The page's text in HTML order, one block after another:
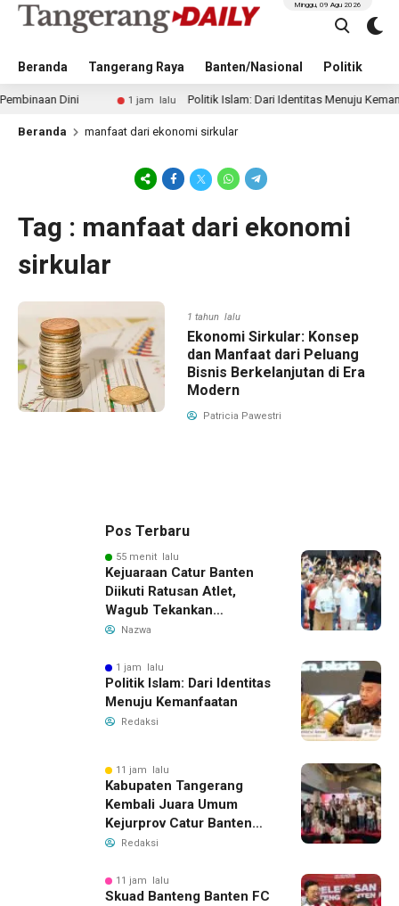
Beranda Tangerang Raya Banten/Nasional Politik
Minggu, 09 Agu 2026
Dini 1 jam lalu Politik Islam: Dari Identitas Menuju
Beranda manfaat dari ekonomi sirkular
Tag : manfaat dari ekonomi
sirkular
1 tahun lalu
Ekonomi Sirkular: Konsep
dan Manfaat dari Peluang
Bisnis Berkelanjutan di Era
Modern
Patricia Pawestri
Pos Terbaru
55 menit lalu
Kejuaraan Catur Banten
Diikuti Ratusan Atlet,
Wagub Tekankan
Pembinaan Dini
Nazwa
1 jam lalu
Politik Islam: Dari Identitas
Menuju Kemanfaatan
Redaksi
11 jam lalu
Kabupaten Tangerang
Kembali Juara Umum
Kejurprov Catur Banten
2026, Raih 24 Medali
Redaksi
11 jam lalu
Skuad Banteng Banten FC